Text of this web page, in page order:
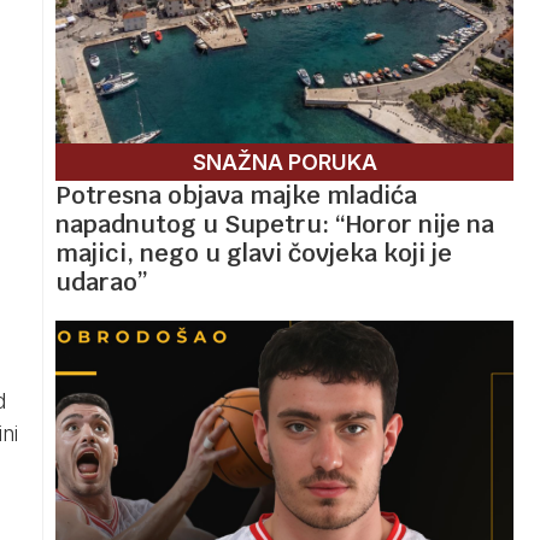
SNAŽNA PORUKA
Potresna objava majke mladića
napadnutog u Supetru: “Horor nije na
majici, nego u glavi čovjeka koji je
udarao”